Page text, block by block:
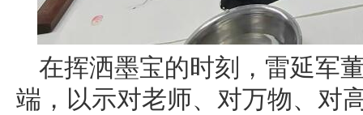
在挥洒墨宝的时刻，雷延军
端，以示对老师、对万物、对